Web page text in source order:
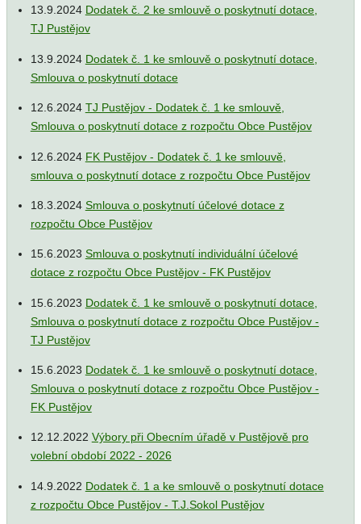
13.9.2024 Dodatek č. 2 ke smlouvě o poskytnutí dotace,
TJ Pustějov
13.9.2024 Dodatek č. 1 ke smlouvě o poskytnutí dotace,
Smlouva o poskytnutí dotace
12.6.2024 TJ Pustějov - Dodatek č. 1 ke smlouvě,
Smlouva o poskytnutí dotace z rozpočtu Obce Pustějov
12.6.2024 FK Pustějov - Dodatek č. 1 ke smlouvě,
smlouva o poskytnutí dotace z rozpočtu Obce Pustějov
18.3.2024 Smlouva o poskytnutí účelové dotace z
rozpočtu Obce Pustějov
15.6.2023 Smlouva o poskytnutí individuální účelové
dotace z rozpočtu Obce Pustějov - FK Pustějov
15.6.2023 Dodatek č. 1 ke smlouvě o poskytnutí dotace,
Smlouva o poskytnutí dotace z rozpočtu Obce Pustějov -
TJ Pustějov
15.6.2023 Dodatek č. 1 ke smlouvě o poskytnutí dotace,
Smlouva o poskytnutí dotace z rozpočtu Obce Pustějov -
FK Pustějov
12.12.2022 Výbory při Obecním úřadě v Pustějově pro
volební období 2022 - 2026
14.9.2022 Dodatek č. 1 a ke smlouvě o poskytnutí dotace
z rozpočtu Obce Pustějov - T.J.Sokol Pustějov